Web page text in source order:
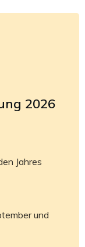
2026
Jahres
und